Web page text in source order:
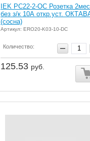
IEK РС22-2-ОС Розетка
без з/к 10А откр.уст.
(сосна)
Артикул: ERO20-K03-10-DC
Количество:
125.53 руб.